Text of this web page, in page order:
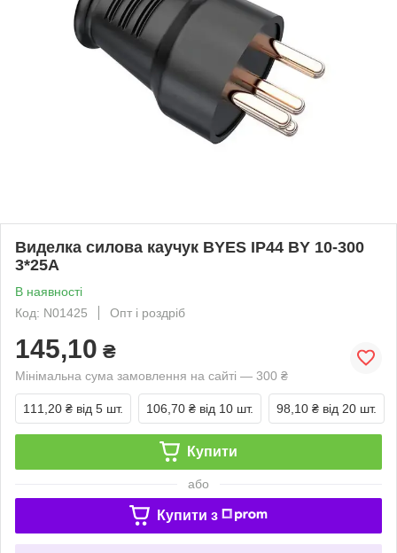
Виделка силова каучук BYES IP44 BY 10-300
3*25А
В наявності
Код: N01425
Опт і роздріб
145,10 ₴
Мінімальна сума замовлення на сайті — 300 ₴
111,20 ₴ від 5 шт. 106,70 ₴ від 10 шт. 98,10 ₴ від 20 шт.
Купити
або
Купити з